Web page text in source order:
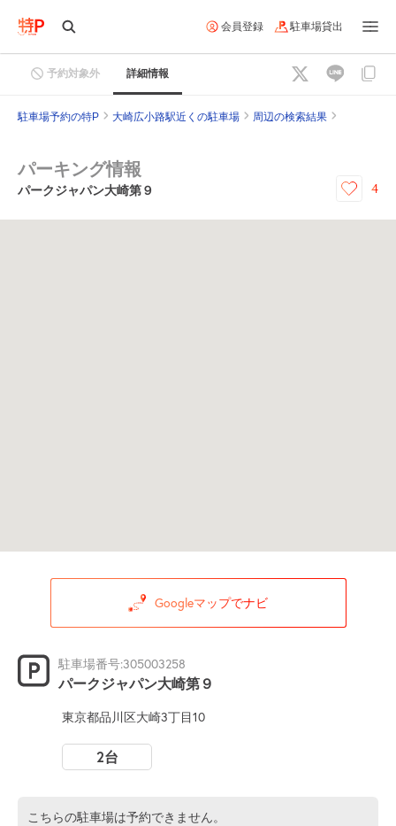
会員登録 駐車場貸出
予約対象外 詳細情報
駐車場予約の特P 大崎広小路駅近くの駐車場 周辺の検索結果
パーキング情報
パークジャパン大崎第９ 4
Googleマップでナビ
駐車場番号:305003258
パークジャパン大崎第９
東京都品川区大崎3丁目10
2台
こちらの駐車場は予約できません。